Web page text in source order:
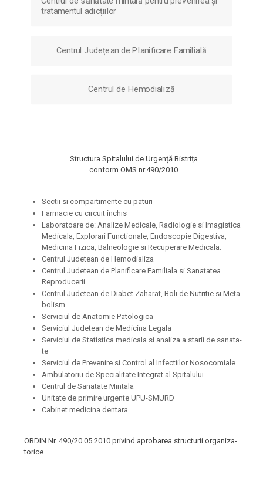
tratamentul adicțiilor
Centrul Județean de Planificare Familială
Centrul de Hemodializă
Structura Spitalului de Urgență Bistrița
con­form OMS nr.490/2010
Sec­tii si com­par­ti­men­te cu paturi
Far­ma­cie cu cir­cu­it închis
Labo­ra­toa­re de: Ana­li­ze Medi­ca­le, Radi­o­lo­gie si Ima­gis­ti­ca
Medi­ca­la, Explo­rari Func­tio­na­le, Endo­sco­pie Diges­ti­va,
Medi­ci­na Fizi­ca, Bal­ne­o­lo­gie si Recu­pe­ra­re Medi­ca­la.
Cen­trul Jude­tean de Hemo­dia­li­za
Cen­trul Jude­tean de Pla­ni­fi­ca­re Fami­li­a­la si Sana­ta­tea
Repro­du­ce­rii
Cen­trul Jude­tean de Dia­bet Zaha­rat, Boli de Nutri­tie si Meta­
bo­lism
Ser­vi­ci­ul de Ana­to­mie Pato­lo­gi­ca
Ser­vi­ci­ul Jude­tean de Medi­ci­na Lega­la
Ser­vi­ci­ul de Sta­tis­ti­ca medi­ca­la si ana­li­za a sta­rii de sana­ta­
te
Ser­vi­ci­ul de Pre­ve­ni­re si Con­trol al Infec­ti­i­lor Noso­co­mi­a­le
Ambu­la­to­riu de Spe­cia­li­ta­te Inte­grat al Spi­ta­lu­lui
Cen­trul de Sana­ta­te Min­ta­la
Uni­ta­te de pri­mi­re urgen­te UPU-SMURD
Cabi­net medi­ci­na den­ta­ra
ORDIN Nr. 490/20.05.2010 pri­vind apro­ba­rea struc­tu­rii orga­ni­za­
tori­ce